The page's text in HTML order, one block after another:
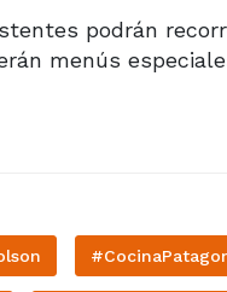
podrán
menús